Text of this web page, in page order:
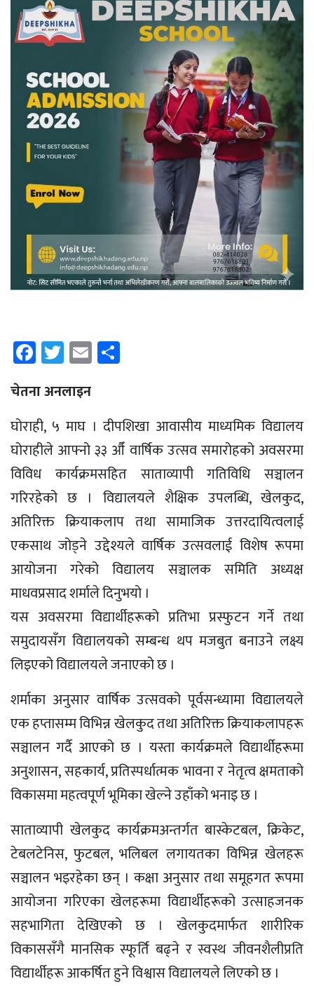
Facebook
Twitter
Email
चेतना अनलाइन
घोराही, ५ माघ । दीपशिखा आवासीय माध्यमिक विद्यालय
घोराहीले आफ्नो ३३ औँ वार्षिक उत्सव समारोहको अवसरमा
विविध कार्यक्रमसहित साताव्यापी गतिविधि सञ्चालन
गरिरहेको छ । विद्यालयले शैक्षिक उपलब्धि, खेलकुद,
अतिरिक्त क्रियाकलाप तथा सामाजिक उत्तरदायित्वलाई
एकसाथ जोड्ने उद्देश्यले वार्षिक उत्सवलाई विशेष रूपमा
आयोजना गरेको विद्यालय सञ्चालक समिति अध्यक्ष
माधवप्रसाद शर्माले दिनुभयाे ।
यस अवसरमा विद्यार्थीहरूको प्रतिभा प्रस्फुटन गर्ने तथा
समुदायसँग विद्यालयको सम्बन्ध थप मजबुत बनाउने लक्ष्य
लिइएको विद्यालयले जनाएको छ ।
शर्माका अनुसार वार्षिक उत्सवको पूर्वसन्ध्यामा विद्यालयले
एक हप्तासम्म विभिन्न खेलकुद तथा अतिरिक्त क्रियाकलापहरू
सञ्चालन गर्दै आएको छ । यस्ता कार्यक्रमले विद्यार्थीहरूमा
अनुशासन, सहकार्य, प्रतिस्पर्धात्मक भावना र नेतृत्व क्षमताको
विकासमा महत्वपूर्ण भूमिका खेल्ने उहाँको भनाइ छ ।
साताव्यापी खेलकुद कार्यक्रमअन्तर्गत बास्केटबल, क्रिकेट,
टेबलटेनिस, फुटबल, भलिबल लगायतका विभिन्न खेलहरू
सञ्चालन भइरहेका छन् । कक्षा अनुसार तथा समूहगत रूपमा
आयोजना गरिएका खेलहरूमा विद्यार्थीहरूको उत्साहजनक
सहभागिता देखिएको छ । खेलकुदमार्फत शारीरिक
विकाससँगै मानसिक स्फूर्ति बढ्ने र स्वस्थ जीवनशैलीप्रति
विद्यार्थीहरू आकर्षित हुने विश्वास विद्यालयले लिएको छ ।